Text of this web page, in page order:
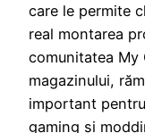
care le permite
real montarea
comunitatea My
magazinului,
important
gaming și